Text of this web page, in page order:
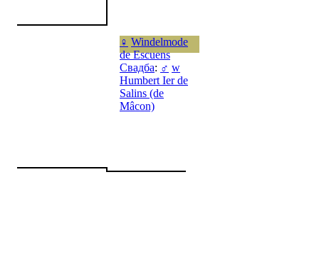
♀ Windelmode
de Escuens
Свадба: ♂ w
Humbert Ier de
Salins (de
Mâcon)